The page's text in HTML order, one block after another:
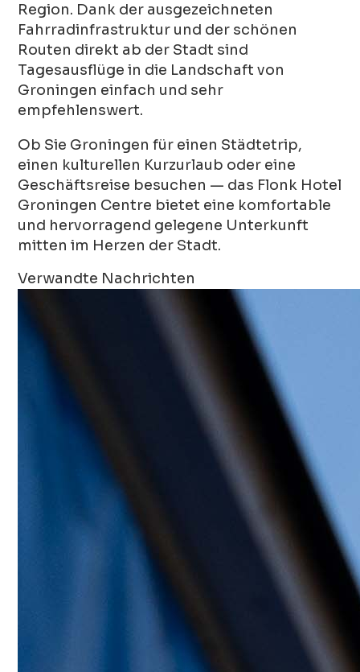
Region. Dank der ausgezeichneten
Fahrradinfrastruktur und der schönen
Routen direkt ab der Stadt sind
Tagesausflüge in die Landschaft von
Groningen einfach und sehr
empfehlenswert.
Ob Sie Groningen für einen Städtetrip,
einen kulturellen Kurzurlaub oder eine
Geschäftsreise besuchen — das Flonk Hotel
Groningen Centre bietet eine komfortable
und hervorragend gelegene Unterkunft
mitten im Herzen der Stadt.
Verwandte Nachrichten